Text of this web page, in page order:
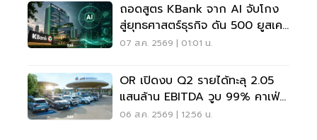
ถอดสูตร KBank จาก AI จับโกง
สู่ยุทธศาสตร์ธุรกิจ ดัน 500 ยูสเคส
ใช้จริง
07 ส.ค. 2569 | 01:01 น.
OR เปิดงบ Q2 รายได้ทะลุ 2.05
แสนล้าน EBITDA วูบ 99% คาเฟ่อ
เมซอนขายนิวไฮ 117 ล้านแก้ว
06 ส.ค. 2569 | 12:56 น.